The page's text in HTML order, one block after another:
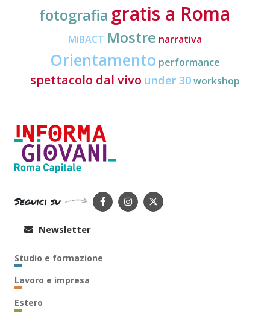
fotografia gratis a Roma
MiBACT Mostre narrativa
Orientamento performance
spettacolo dal vivo under 30workshop
Seguici su
Newsletter
Studio e formazione
Lavoro e impresa
Estero